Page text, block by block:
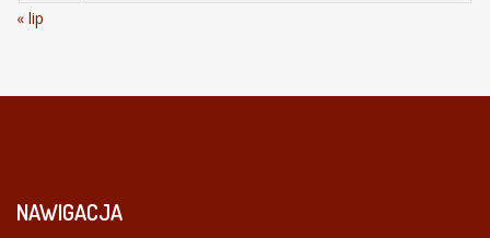
« lip
NAWIGACJA